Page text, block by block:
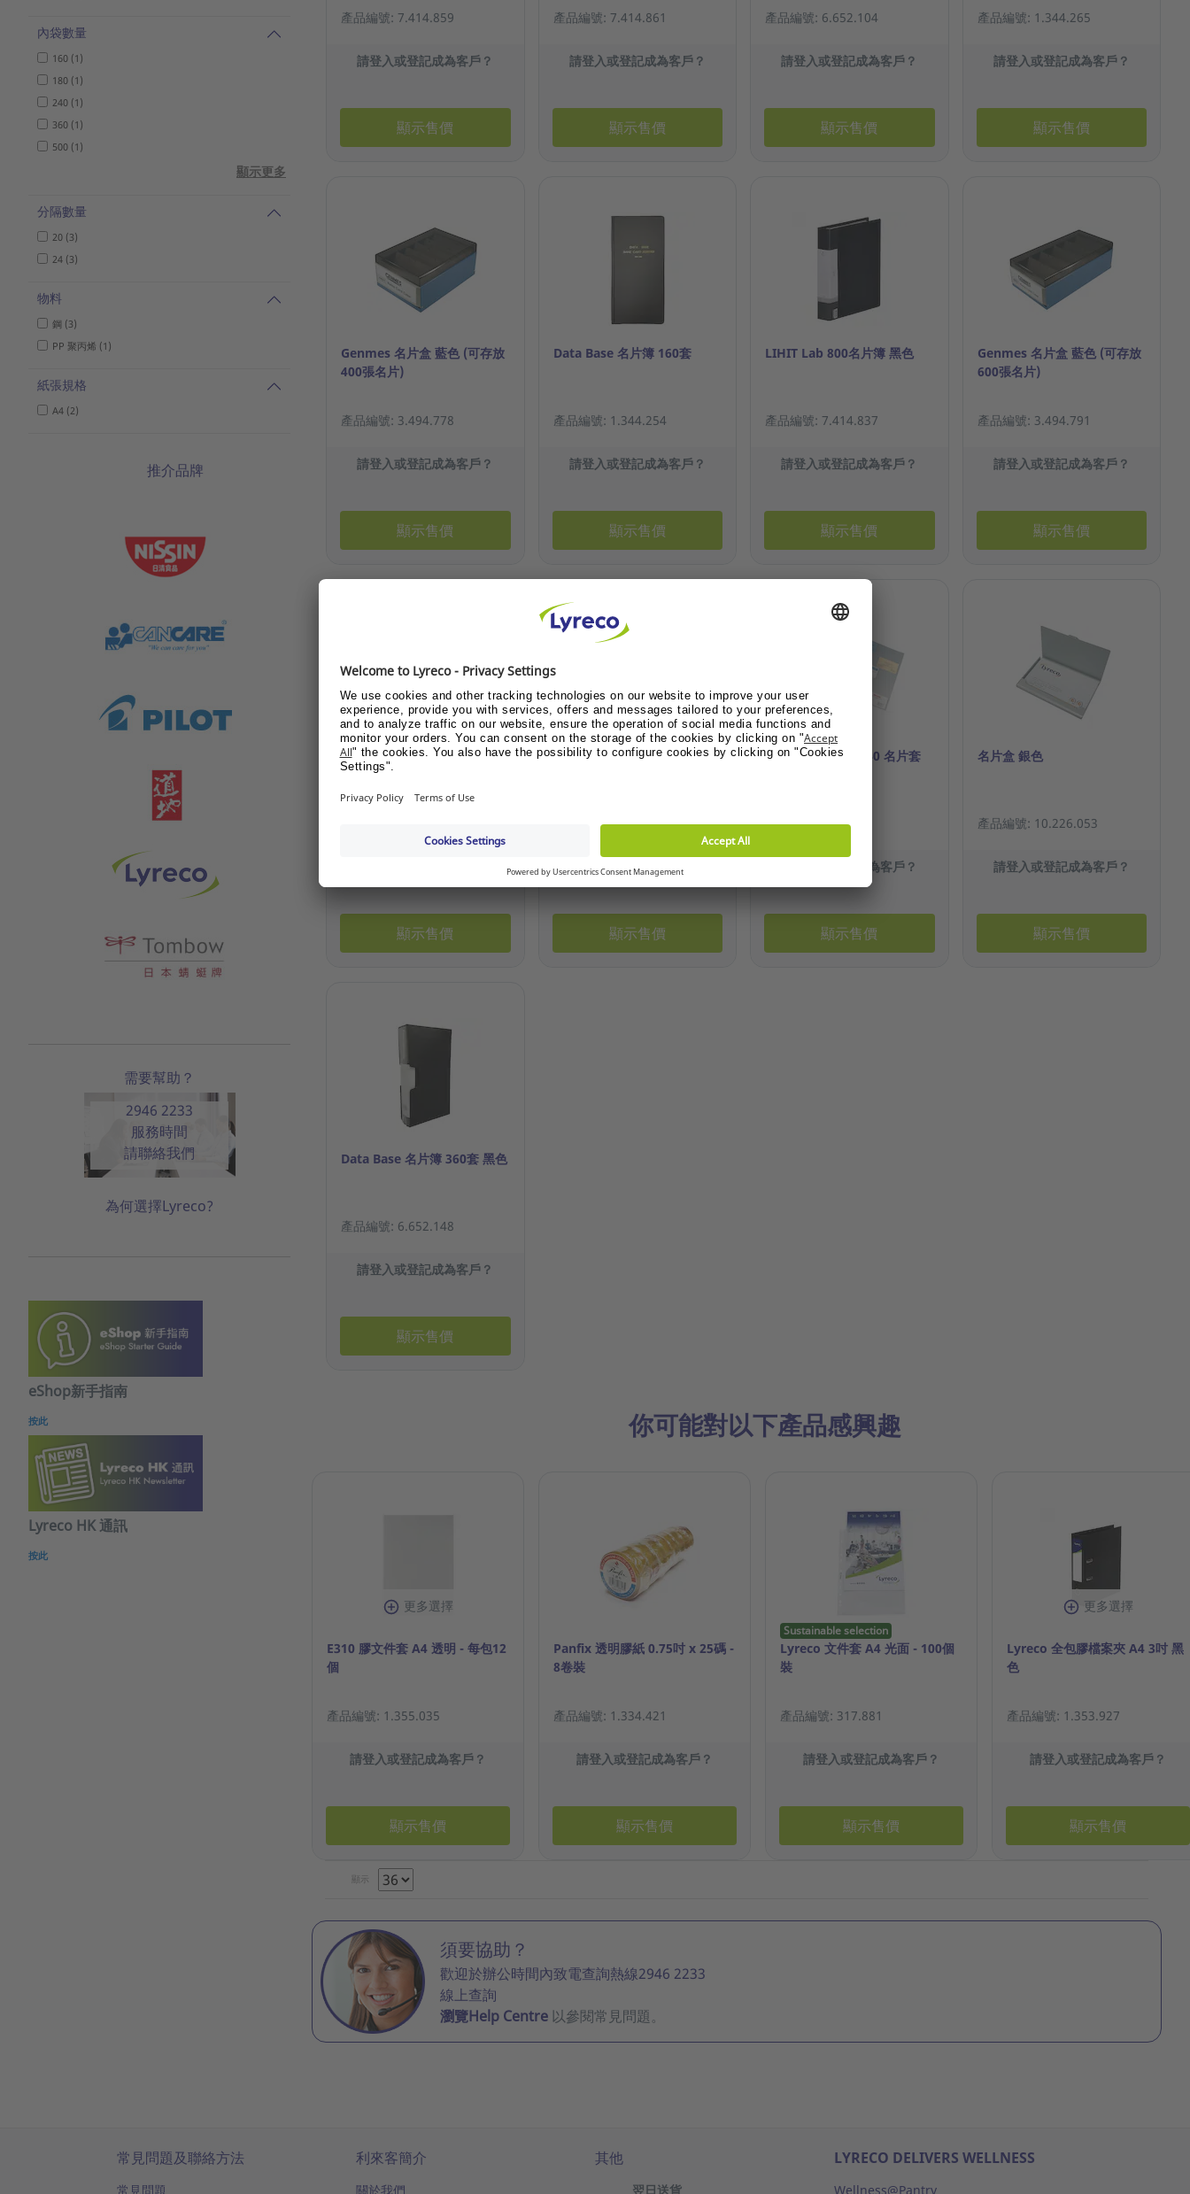
內袋數量
160 (1)
180 (1)
240 (1)
360 (1)
500 (1)
顯示更多
分隔數量
20 (3)
24 (3)
物料
鋼 (3)
PP 聚丙烯 (1)
紙張規格
A4 (2)
推介品牌
需要幫助？
2946 2233
服務時間
請聯絡我們
為何選擇Lyreco?
eShop新手指南
按此
Lyreco HK 通訊
按此
產品編號: 7.414.859
請登入或登記成為客戶？
顯示售價
產品編號: 7.414.861
請登入或登記成為客戶？
顯示售價
產品編號: 6.652.104
請登入或登記成為客戶？
顯示售價
產品編號: 1.344.265
請登入或登記成為客戶？
顯示售價
Genmes 名片盒 藍色 (可存放
400張名片)
產品編號: 3.494.778
請登入或登記成為客戶？
顯示售價
Data Base 名片簿 160套
產品編號: 1.344.254
請登入或登記成為客戶？
顯示售價
LIHIT Lab 800名片簿 黑色
產品編號: 7.414.837
請登入或登記成為客戶？
顯示售價
Genmes 名片盒 藍色 (可存放
600張名片)
產品編號: 3.494.791
請登入或登記成為客戶？
顯示售價
LIHIT Lab 名片簿替頁
顯示售價
LIHIT Lab 500名片簿 黑色
產品編號: 7.414.826
請登入或登記成為客戶？
顯示售價
Bantex 辦得事 2140 名片套
產品編號: 200.843
請登入或登記成為客戶？
顯示售價
名片盒 銀色
產品編號: 10.226.053
請登入或登記成為客戶？
顯示售價
Data Base 名片簿 360套 黑色
產品編號: 6.652.148
請登入或登記成為客戶？
顯示售價
你可能對以下產品感興趣
更多選擇
E310 膠文件套 A4 透明 - 每包12
個
產品編號: 1.355.035
請登入或登記成為客戶？
顯示售價
Panfix 透明膠紙 0.75吋 x 25碼 -
8卷裝
產品編號: 1.334.421
請登入或登記成為客戶？
顯示售價
Sustainable selection
Lyreco 文件套 A4 光面 - 100個
裝
產品編號: 317.881
請登入或登記成為客戶？
顯示售價
更多選擇
Lyreco 全包膠檔案夾 A4 3吋 黑
色
產品編號: 1.353.927
請登入或登記成為客戶？
顯示售價
顯示
須要協助？
歡迎於辦公時間內致電查詢熱線2946 2233
線上查詢
瀏覽Help Centre 以參閱常見問題。
常見問題及聯絡方法
常見問題
利來客簡介
關於我們
其他
翌日送貨
LYRECO DELIVERS WELLNESS
Wellness@Pantry